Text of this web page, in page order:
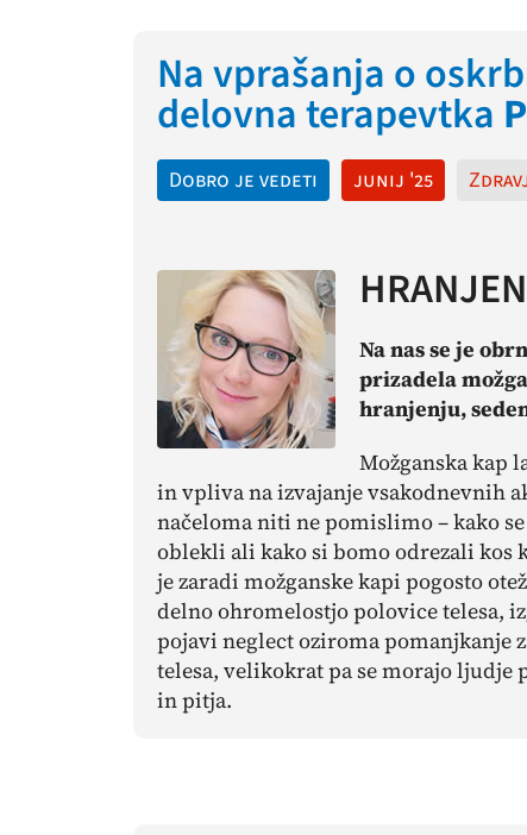
Na vprašanja o
delovna terapevtka
Dobro je vedeti junij '25
Na nas se je
prizadela
hranjenju,
Možganska kap
in vpliva na izvajanje vsakodnevnih
načeloma niti ne pomislimo – kako
oblekli ali kako si bomo odrezali
je zaradi možganske kapi pogosto
delno ohromelostjo polovice telesa,
pojavi neglectoziroma pomanjkanje
telesa, velikokrat pa se morajo
in pitja.